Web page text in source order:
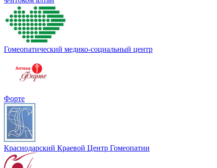
Гомеопатический медико-социальный центр
Форте
Краснодарский Краевой Центр Гомеопатии